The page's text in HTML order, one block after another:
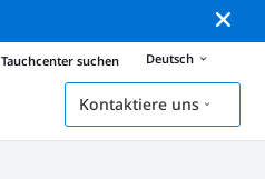
Tauchcenter suchen Deutsch
Kontaktiere uns